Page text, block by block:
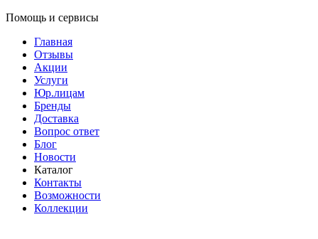
Помощь и сервисы
Главная
Отзывы
Акции
Услуги
Юр.лицам
Бренды
Доставка
Вопрос ответ
Блог
Новости
Каталог
Контакты
Возможности
Коллекции